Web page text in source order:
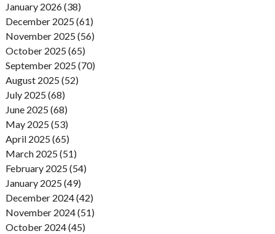
January 2026 (38)
December 2025 (61)
November 2025 (56)
October 2025 (65)
September 2025 (70)
August 2025 (52)
July 2025 (68)
June 2025 (68)
May 2025 (53)
April 2025 (65)
March 2025 (51)
February 2025 (54)
January 2025 (49)
December 2024 (42)
November 2024 (51)
October 2024 (45)